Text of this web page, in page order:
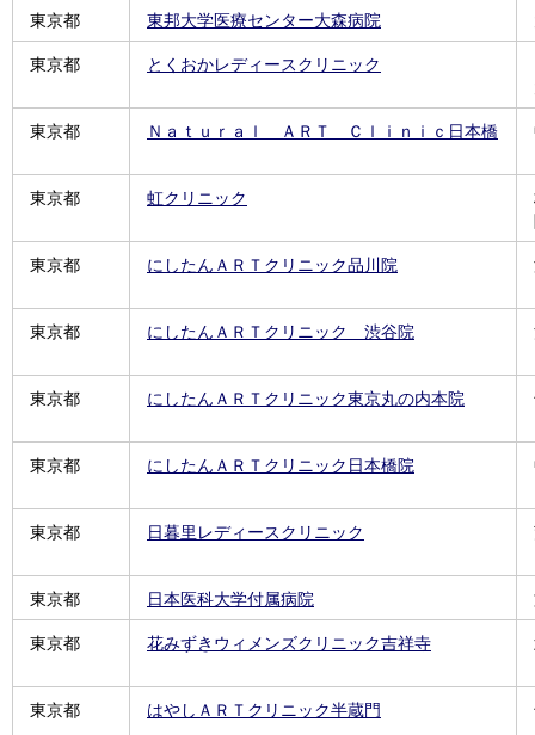
東京都 東邦大学医療センター大森病院
東京都 とくおかレディースクリニック
東京都 Ｎａｔｕｒａｌ ＡＲＴ Ｃｌｉｎｉｃ日本橋
東京都 虹クリニック
東京都 にしたんＡＲＴクリニック品川院
東京都 にしたんＡＲＴクリニック 渋谷院
東京都 にしたんＡＲＴクリニック東京丸の内本院
東京都 にしたんＡＲＴクリニック日本橋院
東京都 日暮里レディースクリニック
東京都 日本医科大学付属病院
東京都 花みずきウィメンズクリニック吉祥寺
東京都 はやしＡＲＴクリニック半蔵門